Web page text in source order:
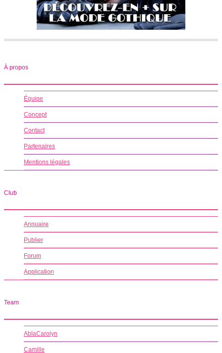
À propos
Équipe
Concept
Contact
Partenaires
Mentions légales
Club
Annuaire
Publier
Forum
Application
Team
AblaCarolyn
Camille